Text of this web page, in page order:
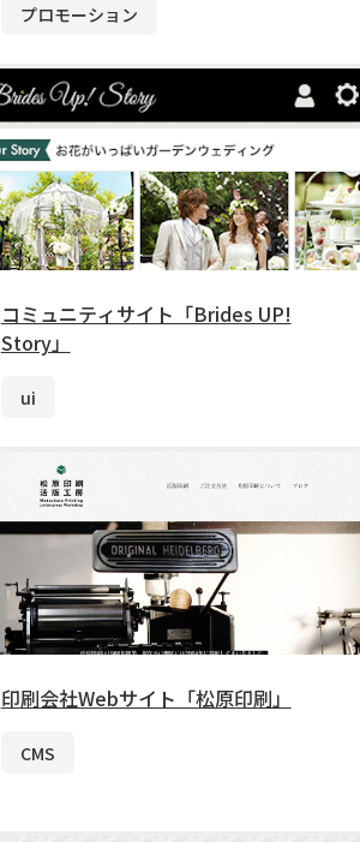
プロモーション
コミュニティサイト「Brides UP!
Story」
ui
印刷会社Webサイト「松原印刷」
CMS